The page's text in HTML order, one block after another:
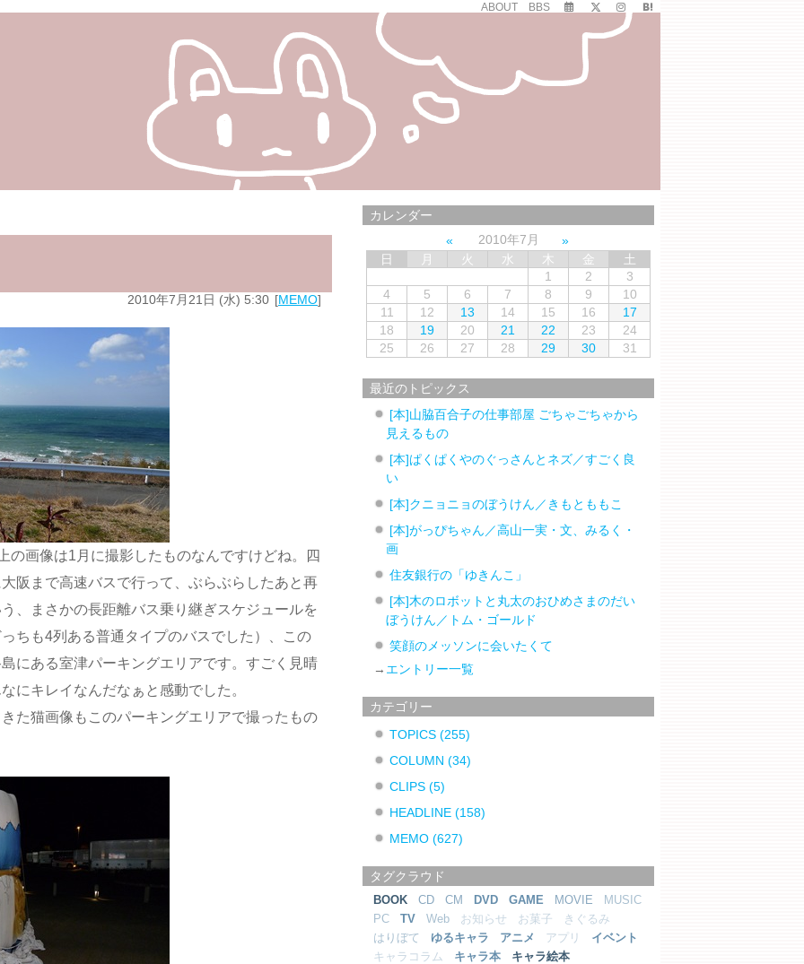
ABOUT BBS
2010年7月21日 (水) 5:30 MEMO
の画像は1月に撮影したものなんですけどね。四
阪まで高速バスで行って、ぶらぶらしたあと再
、まさかの長距離バス乗り継ぎスケジュールを
ちも4列ある普通タイプのバスでした）、この
にある室津パーキングエリアです。すごく見晴
にキレイなんだなぁと感動でした。
た猫画像もこのパーキングエリアで撮ったもの
カレンダー
2010年7月
日
月 火 水 木 金
土
1
2
3
4
5 6 7 8 9
10
11
12 13 14 15 16
17
18
19 20 21 22 23
24
25
26 27 28 29 30 31
最近のトピックス
[本]山脇百合子の仕事部屋 ごちゃごちゃから
見えるもの
[本]ぱくぱくやのぐっさんとネズ／すごく良
い
[本]クニョニョのぼうけん／きもとももこ
[本]がっぴちゃん／高山一実・文、みるく・
画
住友銀行の「ゆきんこ」
[本]木のロボットと丸太のおひめさまのだい
ぼうけん／トム・ゴールド
笑顔のメッソンに会いたくて
→ エントリー一覧
カテゴリー
TOPICS(255)
COLUMN(34)
CLIPS(5)
HEADLINE(158)
MEMO(627)
タグクラウド
BOOK CD CM DVD GAME MOVIE
MUSIC
PC
TV Web お知らせ お菓子
きぐるみ
はりぼて
ゆるキャラ アニメ アプリ
イベント
キャラコラム
キャラ本
キャラ絵本